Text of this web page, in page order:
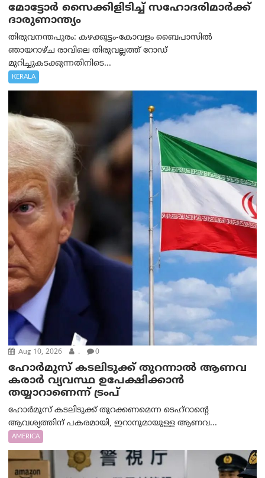
മോട്ടോര്‍ സൈക്കിളിടിച്ച് സഹോദരിമാര്‍ക്ക്
ദാരുണാന്ത്യം
തിരുവനന്തപുരം: കഴക്കൂട്ടം-കോവളം ബൈപാസിൽ
ഞായറാഴ്ച രാവിലെ തിരുവല്ലത്ത് റോഡ്
മുറിച്ചുകടക്കുന്നതിനിടെ...
KERALA
Aug 10, 2026 . 0
ഹോർമുസ് കടലിടുക്ക് തുറന്നാൽ ആണവ
കരാർ വ്യവസ്ഥ ഉപേക്ഷിക്കാൻ
തയ്യാറാണെന്ന് ട്രം‌പ്
ഹോർമുസ് കടലിടുക്ക് തുറക്കണമെന്ന ടെഹ്‌റാന്റെ
ആവശ്യത്തിന് പകരമായി, ഇറാനുമായുള്ള ആണവ...
AMERICA